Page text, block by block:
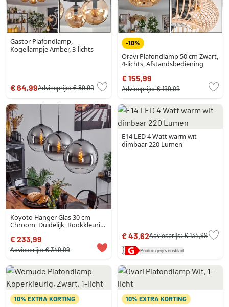
Gastor Plafondlamp,
Kogellampje Amber, 3-lichts
€ 64,99Adviesprijs:€ 89,90
-10%
Oravi Plafondlamp 50 cm Zwart,
4-lichts, Afstandsbediening
€ 155,99
Adviesprijs:€ 199,99
Koyoto Hanger Glas 30 cm
Chroom, Duidelijk, Rookkleurig,
€ 233,99
Adviesprijs:€ 349,99
E14 LED 4 Watt warm wit
dimbaar 220 Lumen
€ 43,62Adviesprijs:€ 134,99
Productgegevensblad
10% EXTRA KORTING 10% EXTRA KORTING